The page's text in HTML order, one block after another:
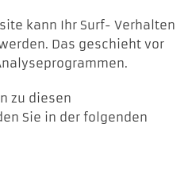
kann Ihr Surf- Verhalten
Das geschieht vor
zu diesen
Sie in der folgenden